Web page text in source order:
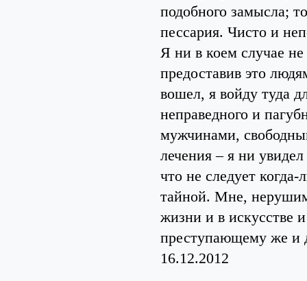
подобного замысла;
пессария. Чисто и
Я ни в коем случае
предоставив это
вошел, я войду туда
неправедного и
мужчинами,
лечения – я ни
что не следует
тайной. Мне,
жизни и в искусстве
преступающему же и
16.12.2012